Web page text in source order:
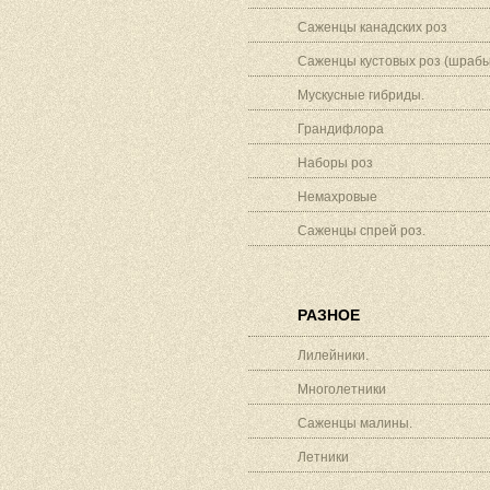
Саженцы канадских роз
Саженцы кустовых роз
Мускусные гибриды.
Грандифлора
Наборы роз
Немахровые
Саженцы спрей роз.
РАЗНОЕ
Лилейники.
Многолетники
Саженцы малины.
Летники